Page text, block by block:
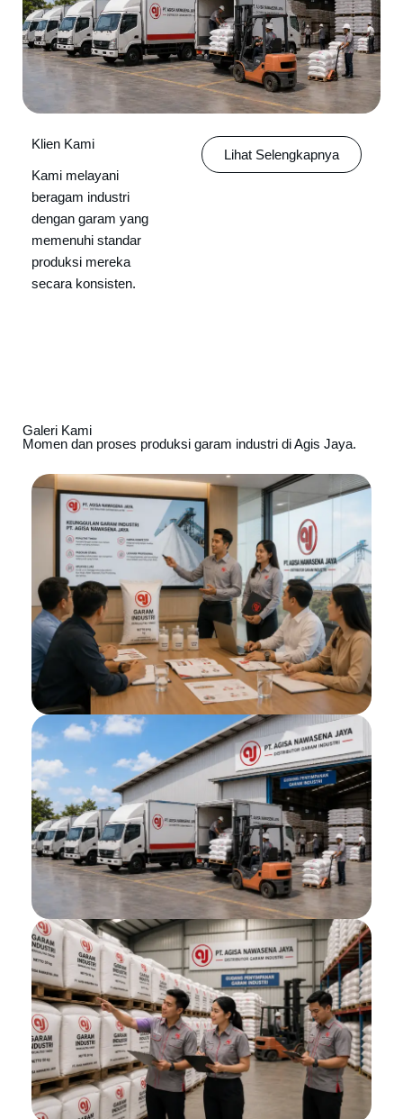
Klien Kami
Kami melayani
beragam industri
dengan garam yang
memenuhi standar
produksi mereka
secara konsisten.
Lihat Selengkapnya
Galeri Kami
Momen dan proses produksi garam industri di Agis Jaya.